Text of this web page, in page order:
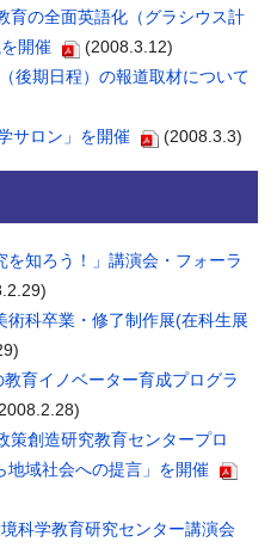
育の全面英語化（グラシウス計
開催
(2008.3.12)
後期日程）の報道取材について
サロン」を開催
(2008.3.3)
知ろう！」講演会・フォーラ
科卒業・修了制作展(在科生展
育イノベーター育成プログラ
策創造研究教育センタープロ
地域社会への提言」を開催
科学教育研究センター講演会